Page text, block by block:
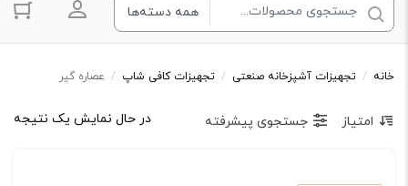
ورود به
خانه / تجهیزات آشپزخانه صنعتی / تجهیزات کافی شاپ / عصاره گیر
در حال نمایش یک نتیجه امتیاز جستجوی پیشرفته